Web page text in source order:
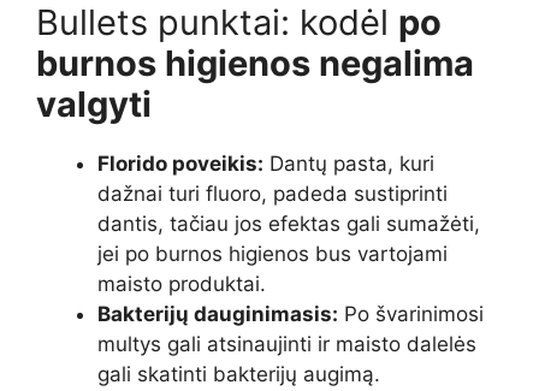
Bullets punktai: kodėl po
burnos higienos negalima
valgyti
Florido poveikis: Dantų pasta, kuri
dažnai turi fluoro, padeda sustiprinti
dantis, tačiau jos efektas gali sumažėti,
jei po burnos higienos bus vartojami
maisto produktai.
Bakterijų dauginimasis: Po švarinimosi
multys gali atsinaujinti ir maisto dalelės
gali skatinti bakterijų augimą.